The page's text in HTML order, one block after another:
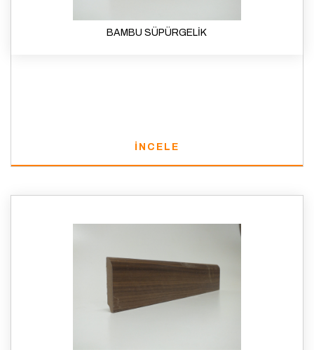
BAMBU SÜPÜRGELİK
İNCELE